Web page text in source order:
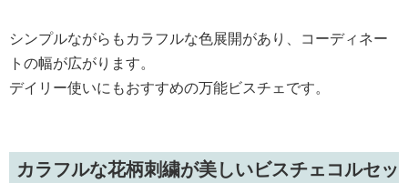
シンプルながらもカラフルな色展開があり、コーディネー
トの幅が広がります。
デイリー使いにもおすすめの万能ビスチェです。
カラフルな花柄刺繍が美しいビスチェコルセッ